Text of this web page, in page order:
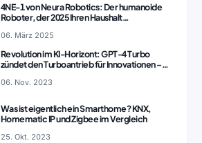
4NE-1 von Neura Robotics: Der humanoide
Roboter, der 2025 Ihren Haushalt
06. März 2025
Revolution im KI-Horizont: GPT-4 Turbo
zündet den Turboantrieb für Innovationen –
06. Nov. 2023
Was ist eigentlich ein Smarthome? KNX,
Homematic IP und Zigbee im Vergleich
25. Okt. 2023